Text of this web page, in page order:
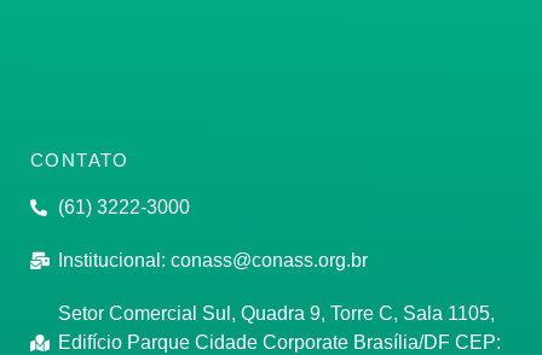
CONTATO
(61) 3222-3000
Institucional: conass@conass.org.br
Setor Comercial Sul, Quadra 9, Torre C, Sala 1105,
Edifício Parque Cidade Corporate Brasília/DF CEP: